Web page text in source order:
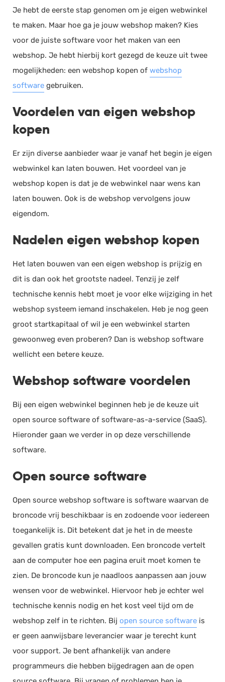
Je hebt de eerste stap genomen om je eigen webwinkel
te maken. Maar hoe ga je jouw webshop maken? Kies
voor de juiste software voor het maken van een
webshop. Je hebt hierbij kort gezegd de keuze uit twee
mogelijkheden: een webshop kopen of webshop
software gebruiken.
Voordelen van eigen webshop
kopen
Er zijn diverse aanbieder waar je vanaf het begin je eigen
webwinkel kan laten bouwen. Het voordeel van je
webshop kopen is dat je de webwinkel naar wens kan
laten bouwen. Ook is de webshop vervolgens jouw
eigendom.
Nadelen eigen webshop kopen
Het laten bouwen van een eigen webshop is prijzig en
dit is dan ook het grootste nadeel. Tenzij je zelf
technische kennis hebt moet je voor elke wijziging in het
webshop systeem iemand inschakelen. Heb je nog geen
groot startkapitaal of wil je een webwinkel starten
gewoonweg even proberen? Dan is webshop software
wellicht een betere keuze.
Webshop software voordelen
Bij een eigen webwinkel beginnen heb je de keuze uit
open source software of software-as-a-service (SaaS).
Hieronder gaan we verder in op deze verschillende
software.
Open source software
Open source webshop software is software waarvan de
broncode vrij beschikbaar is en zodoende voor iedereen
toegankelijk is. Dit betekent dat je het in de meeste
gevallen gratis kunt downloaden. Een broncode vertelt
aan de computer hoe een pagina eruit moet komen te
zien. De broncode kun je naadloos aanpassen aan jouw
wensen voor de webwinkel. Hiervoor heb je echter wel
technische kennis nodig en het kost veel tijd om de
webshop zelf in te richten. Bij open source software is
er geen aanwijsbare leverancier waar je terecht kunt
voor support. Je bent afhankelijk van andere
programmeurs die hebben bijgedragen aan de open